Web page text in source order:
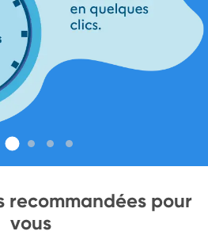
recommandées pour
vous